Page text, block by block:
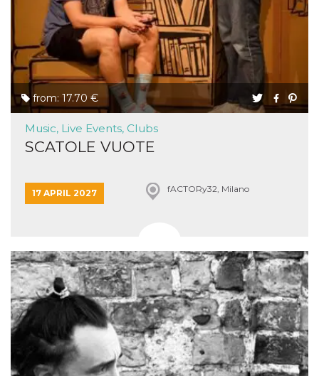
from: 17.70 €
Music, Live Events, Clubs
SCATOLE VUOTE
17 APRIL 2027 fACTORy32, Milano